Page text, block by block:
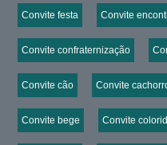
Convite festa Convite
Convite confraternização
Convite cão Convite
Convite bege Convite